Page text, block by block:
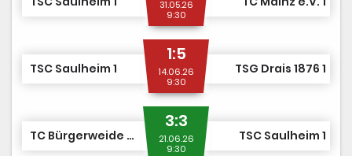
31.05.26
9:30
TSC Saulheim 1
1:5
14.06.26
9:30
TSG Drais 1876 1
TC Bürgerweide Worms 2
3:3
21.06.26
9:30
TSC Saulheim 1